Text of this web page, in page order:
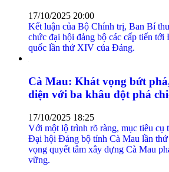
17/10/2025 20:00
Kết luận của Bộ Chính trị, Ban Bí
chức đại hội đảng bộ các cấp tiến
quốc lần thứ XIV của Đảng.
Cà Mau: Khát vọng bứt
diện với ba khâu đột phá
17/10/2025 18:25
Với một lộ trình rõ ràng, mục tiêu cụ
Đại hội Đảng bộ tỉnh Cà Mau lần thứ
vọng quyết tâm xây dựng Cà Mau
vững.